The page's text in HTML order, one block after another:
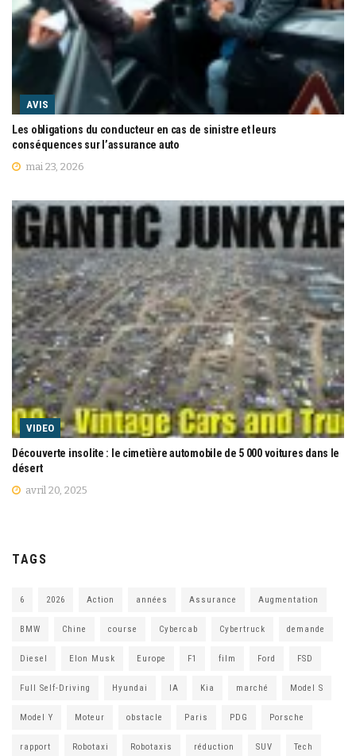
AVIS
Les obligations du conducteur en cas de sinistre et leurs
conséquences sur l’assurance auto
mai 23, 2026
VIDEO
Découverte insolite : le cimetière automobile de 5 000 voitures dans le
désert
avril 20, 2025
TAGS
6 2026 Action années Assurance Augmentation
BMW Chine course Cybercab Cybertruck demande
Diesel Elon Musk Europe F1 film Ford FSD
Full Self-Driving Hyundai IA Kia marché Model S
Model Y Moteur obstacle Paris PDG Porsche
rapport Robotaxi Robotaxis réduction SUV Tech